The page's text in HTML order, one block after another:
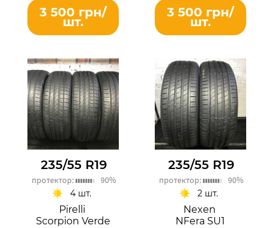
3 500 грн/
шт.
3 500 грн/
шт.
235/55 R19
протектор: 90%
Pirelli
Scorpion Verde
4 шт.
235/55 R19
протектор: 90%
Nexen
NFera SU1
2 шт.